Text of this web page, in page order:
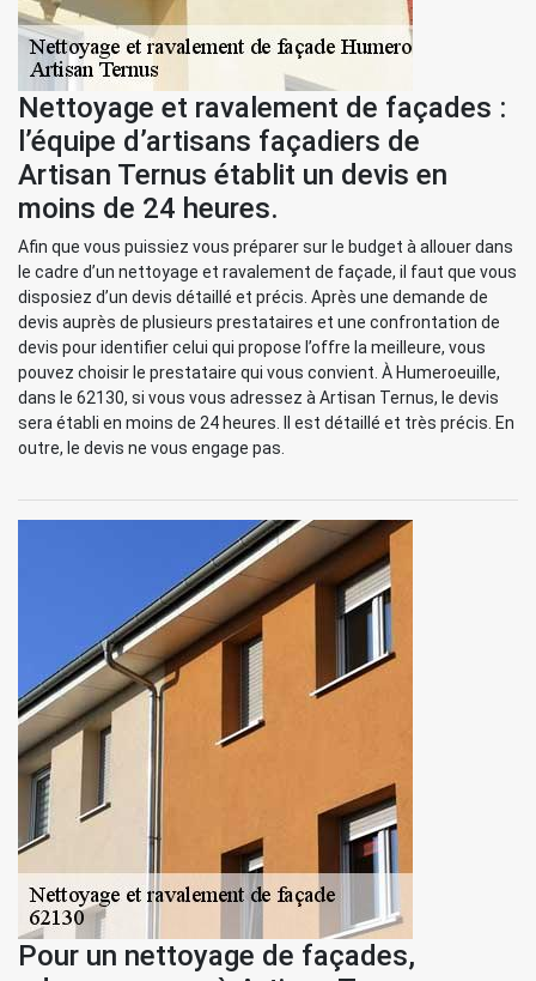
Nettoyage et ravalement de façades :
l’équipe d’artisans façadiers de
Artisan Ternus établit un devis en
moins de 24 heures.
Afin que vous puissiez vous préparer sur le budget à allouer dans
le cadre d’un nettoyage et ravalement de façade, il faut que vous
disposiez d’un devis détaillé et précis. Après une demande de
devis auprès de plusieurs prestataires et une confrontation de
devis pour identifier celui qui propose l’offre la meilleure, vous
pouvez choisir le prestataire qui vous convient. À Humeroeuille,
dans le 62130, si vous vous adressez à Artisan Ternus, le devis
sera établi en moins de 24 heures. Il est détaillé et très précis. En
outre, le devis ne vous engage pas.
Pour un nettoyage de façades,